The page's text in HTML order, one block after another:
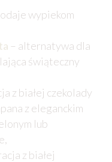
wypiekom
– alternatywa dla
świąteczny
z białej czekolady
z eleganckim
lub
z białej